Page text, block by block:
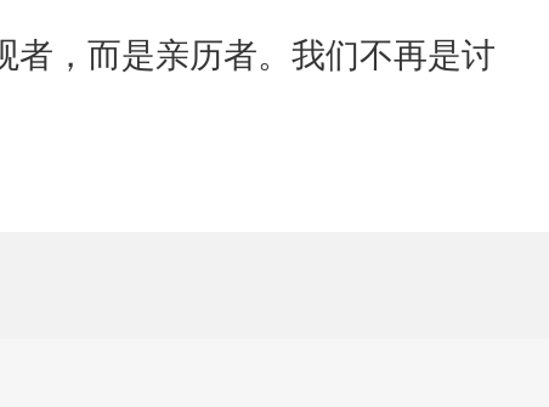
者，而是亲历者。我们不再是讨